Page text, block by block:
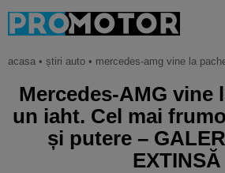
acasa • știri auto • mercedes-amg vine la pachet cu un iaht. cel mai
Mercedes-AMG vine
un iaht. Cel mai
și putere –
EXTINSĂ